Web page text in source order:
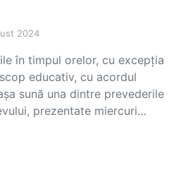
2024
în timpul orelor, cu excepția
educativ, cu acordul
sună una dintre prevederile
prezentate miercuri…